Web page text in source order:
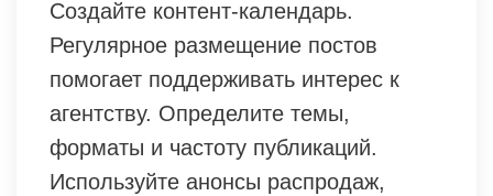
Создайте контент-календарь.
Регулярное размещение постов
помогает поддерживать интерес к
агентству. Определите темы,
форматы и частоту публикаций.
Используйте анонсы распродаж,